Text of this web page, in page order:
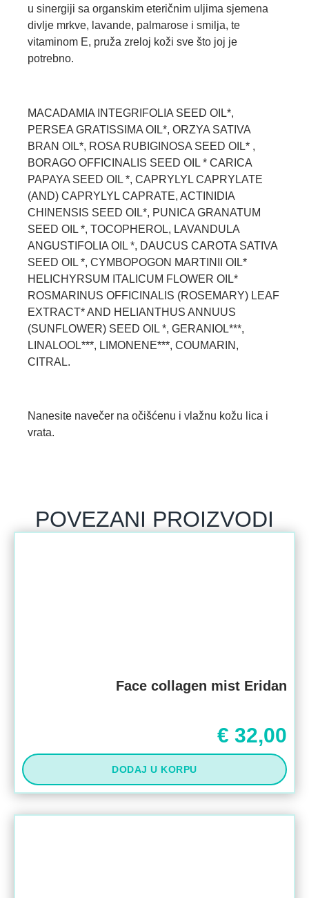
u sinergiji sa organskim eteričnim uljima sjemena
divlje mrkve, lavande, palmarose i smilja, te
vitaminom E, pruža zreloj koži sve što joj je
potrebno.
MACADAMIA INTEGRIFOLIA SEED OIL*,
PERSEA GRATISSIMA OIL*, ORZYA SATIVA
BRAN OIL*, ROSA RUBIGINOSA SEED OIL* ,
BORAGO OFFICINALIS SEED OIL * CARICA
PAPAYA SEED OIL *, CAPRYLYL CAPRYLATE
(AND) CAPRYLYL CAPRATE, ACTINIDIA
CHINENSIS SEED OIL*, PUNICA GRANATUM
SEED OIL *, TOCOPHEROL, LAVANDULA
ANGUSTIFOLIA OIL *, DAUCUS CAROTA SATIVA
SEED OIL *, CYMBOPOGON MARTINII OIL*
HELICHYRSUM ITALICUM FLOWER OIL*
ROSMARINUS OFFICINALIS (ROSEMARY) LEAF
EXTRACT* AND HELIANTHUS ANNUUS
(SUNFLOWER) SEED OIL *, GERANIOL***,
LINALOOL***, LIMONENE***, COUMARIN,
CITRAL.
Nanesite navečer na očišćenu i vlažnu kožu lica i
vrata.
POVEZANI PROIZVODI
Face collagen mist Eridan
€ 32,00
DODAJ U KORPU